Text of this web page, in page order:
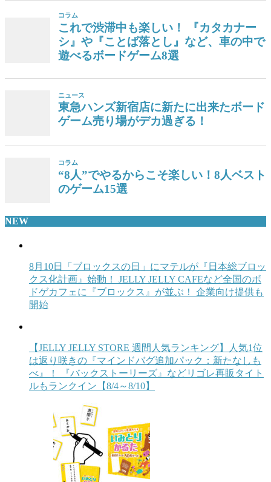
NEW
8月10日「ブロックスの日」にマテルが『日本総ブロッ
クス化計画』始動！ JELLY JELLY CAFEなど全国のボ
ドゲカフェに『ブロックス』が並ぶ！ 企業向け提供も
開始
【JELLY JELLY STORE 週間人気ランキング】人気1位
は返り咲きの『マインドバグ追加パック：新たなしも
べ』！ 『バックストーリーズ』などリゴレ再販タイト
ルもランクイン【8/4～8/10】